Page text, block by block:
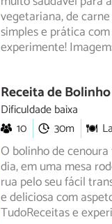
vegetariana,de
simples e prática
experimente!
Receita de
Dificuldade baixa
10
30m
O bolinho de
dia, em uma mesa
rua pelo seu fácil
e deliciosa com
TudoReceitas e